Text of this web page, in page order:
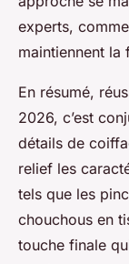
experts,
maintiennent la
En résumé,
2026, c’est
détails de
relief les
tels que les
chouchous en
touche finale